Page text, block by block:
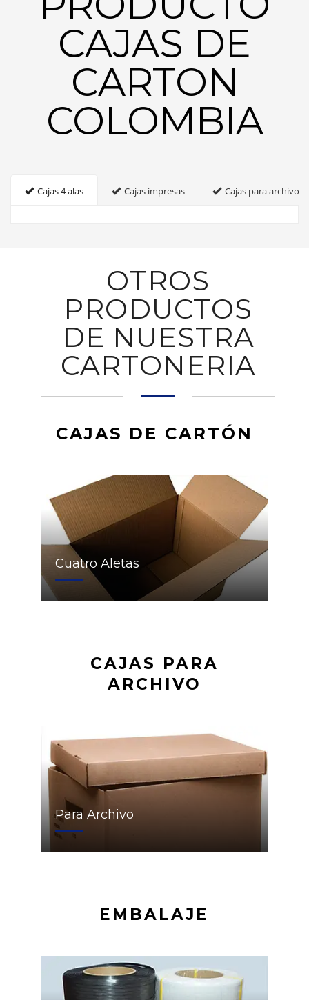
CAJAS DE
CARTON
COLOMBIA
Cajas 4 alas Cajas impresas Cajas para archivo
OTROS
PRODUCTOS
DE NUESTRA
CARTONERIA
CAJAS DE CARTÓN
Cuatro Aletas
CAJAS PARA
ARCHIVO
Para Archivo
EMBALAJE